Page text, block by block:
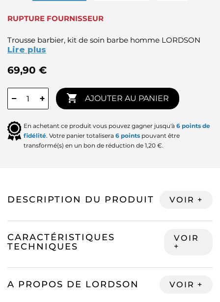
RUPTURE FOURNISSEUR
Trousse barbier, kit de soin barbe homme LORDSON
Lire plus
69,90 €
− +  AJOUTER AU PANIER
En achetant ce produit vous pouvez gagner jusqu'à 6 points de
fidélité. Votre panier totalisera 6 points pouvant être
transformé(s) en un bon de réduction de 1,20 €.
DESCRIPTION DU PRODUIT
CARACTÉRISTIQUES
TECHNIQUES
A PROPOS DE LORDSON